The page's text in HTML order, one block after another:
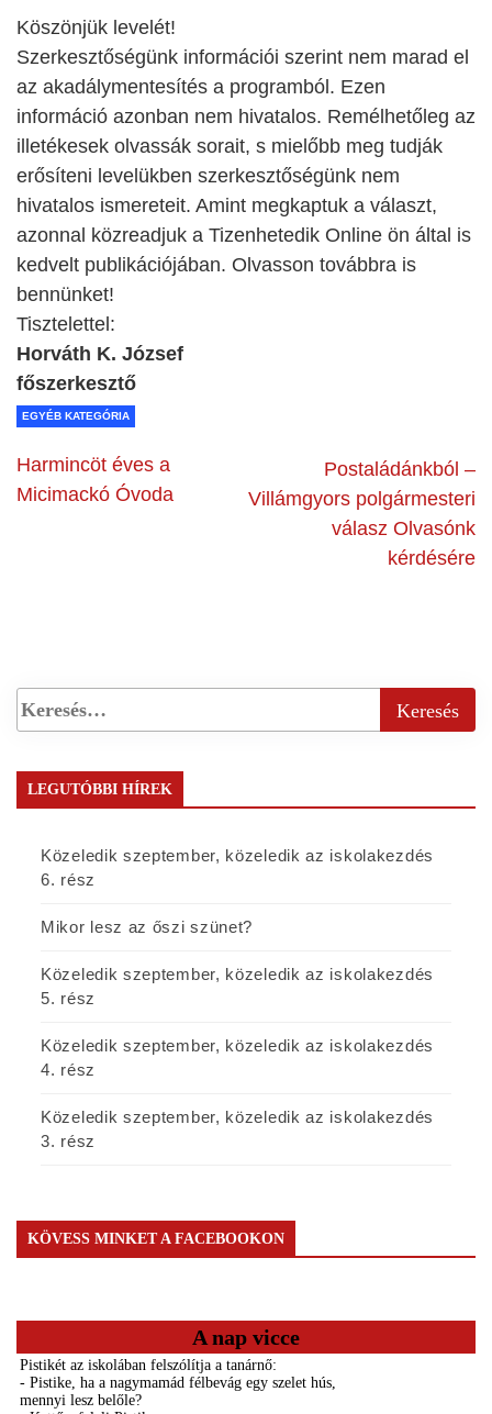
Köszönjük levelét!
Szerkesztőségünk információi szerint nem marad el
az akadálymentesítés a programból. Ezen
információ azonban nem hivatalos. Remélhetőleg az
illetékesek olvassák sorait, s mielőbb meg tudják
erősíteni levelükben szerkesztőségünk nem
hivatalos ismereteit. Amint megkaptuk a választ,
azonnal közreadjuk a Tizenhetedik Online ön által is
kedvelt publikációjában. Olvasson továbbra is
bennünket!
Tisztelettel:
Horváth K. József
főszerkesztő
EGYÉB KATEGÓRIA
Harmincöt éves a
Micimackó Óvoda
Postaládánkból –
Villámgyors polgármesteri
válasz Olvasónk
kérdésére
LEGUTÓBBI HÍREK
Közeledik szeptember, közeledik az iskolakezdés
6. rész
Mikor lesz az őszi szünet?
Közeledik szeptember, közeledik az iskolakezdés
5. rész
Közeledik szeptember, közeledik az iskolakezdés
4. rész
Közeledik szeptember, közeledik az iskolakezdés
3. rész
KÖVESS MINKET A FACEBOOKON
A nap vicce